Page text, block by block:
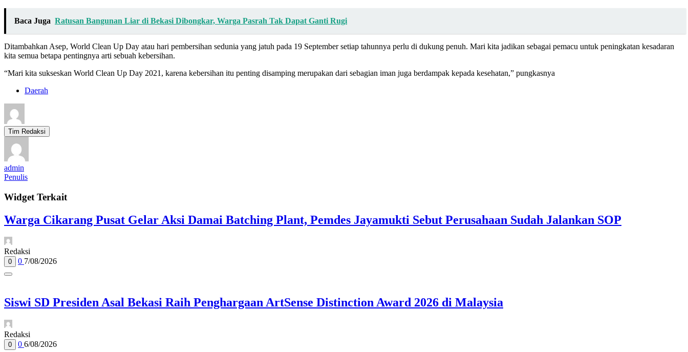
Baca Juga Ratusan Bangunan Liar di Bekasi Dibongkar, Warga Pasrah Tak Dapat Ganti Rugi
Ditambahkan Asep, World Clean Up Day atau hari pembersihan sedunia yang jatuh pada 19 September setiap tahunnya perlu di dukung penuh. Mari kita jadikan sebagai pemacu untuk peningkatan kesadaran
kita semua betapa pentingnya arti sebuah kebersihan.
“Mari kita sukseskan World Clean Up Day 2021, karena kebersihan itu penting disamping merupakan dari sebagian iman juga berdampak kepada kesehatan,” pungkasnya
Daerah
Tim Redaksi
admin
Penulis
Widget Terkait
Warga Cikarang Pusat Gelar Aksi Damai Batching Plant, Pemdes Jayamukti Sebut Perusahaan Sudah Jalankan SOP
Redaksi
0 0 7/08/2026
Siswi SD Presiden Asal Bekasi Raih Penghargaan ArtSense Distinction Award 2026 di Malaysia
Redaksi
0 0 6/08/2026